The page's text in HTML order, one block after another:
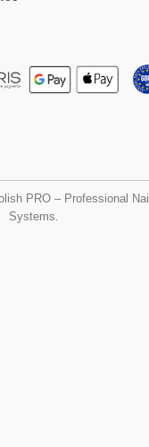
PRO – Professional Nail
Systems.